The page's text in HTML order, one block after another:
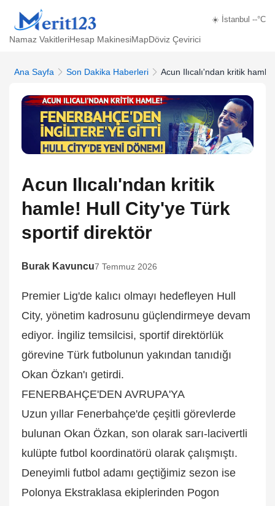
☀️ İstanbul --°C
Namaz VakitleriHesap MakinesiMapDöviz Çevirici
Ana Sayfa Son Dakika Haberleri Acun Ilıcalı'ndan kritik
Acun Ilıcalı'ndan kritik
hamle! Hull City'ye Türk
sportif direktör
Burak Kavuncu7 Temmuz 2026
Premier Lig'de kalıcı olmayı hedefleyen Hull
City, yönetim kadrosunu güçlendirmeye devam
ediyor. İngiliz temsilcisi, sportif direktörlük
görevine Türk futbolunun yakından tanıdığı
Okan Özkan'ı getirdi.
FENERBAHÇE'DEN AVRUPA'YA
Uzun yıllar Fenerbahçe'de çeşitli görevlerde
bulunan Okan Özkan, son olarak sarı-lacivertli
kulüpte futbol koordinatörü olarak çalışmıştı.
Deneyimli futbol adamı geçtiğimiz sezon ise
Polonya Ekstraklasa ekiplerinden Pogon